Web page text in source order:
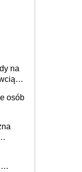
na
osób